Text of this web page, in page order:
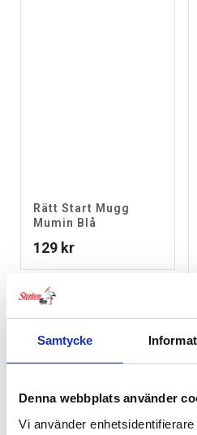
Samtycke
Denna webbplats använder
Vi använder
Rätt Start Mugg
Mumin Blå
129 kr